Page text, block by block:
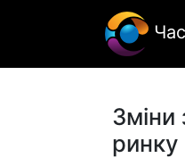
Зміни
ринку